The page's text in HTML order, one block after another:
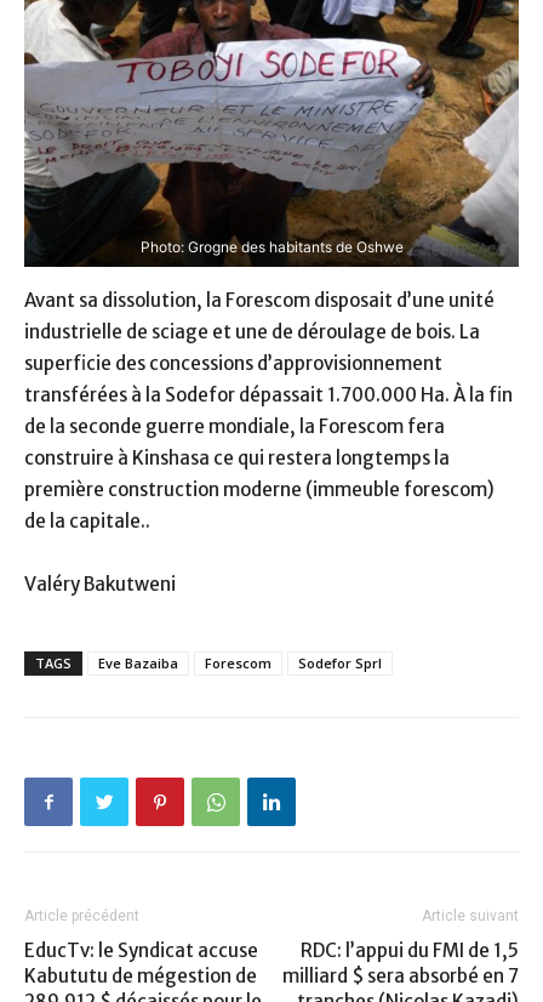
Photo: Grogne des habitants de Oshwe
Avant sa dissolution, la Forescom disposait d’une unité
industrielle de sciage et une de déroulage de bois. La
superficie des concessions d’approvisionnement
transférées à la Sodefor dépassait 1.700.000 Ha. À la fin
de la seconde guerre mondiale, la Forescom fera
construire à Kinshasa ce qui restera longtemps la
première construction moderne (immeuble forescom)
de la capitale..
Valéry Bakutweni
TAGS Eve Bazaiba Forescom Sodefor Sprl
Article précédent
EducTv: le Syndicat accuse
Kabututu de mégestion de
Article suivant
RDC: l’appui du FMI de 1,5
milliard $ sera absorbé en 7